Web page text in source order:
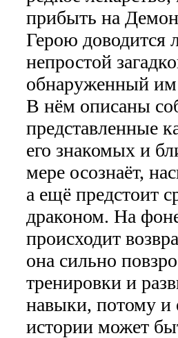
прибыть на
Герою доводится
непростой
обнаруженный им
В нём описаны
представленные
его знакомых и
мере осознаёт,
а ещё предстоит
драконом. На
происходит
она сильно
тренировки и
навыки, потому и
истории может